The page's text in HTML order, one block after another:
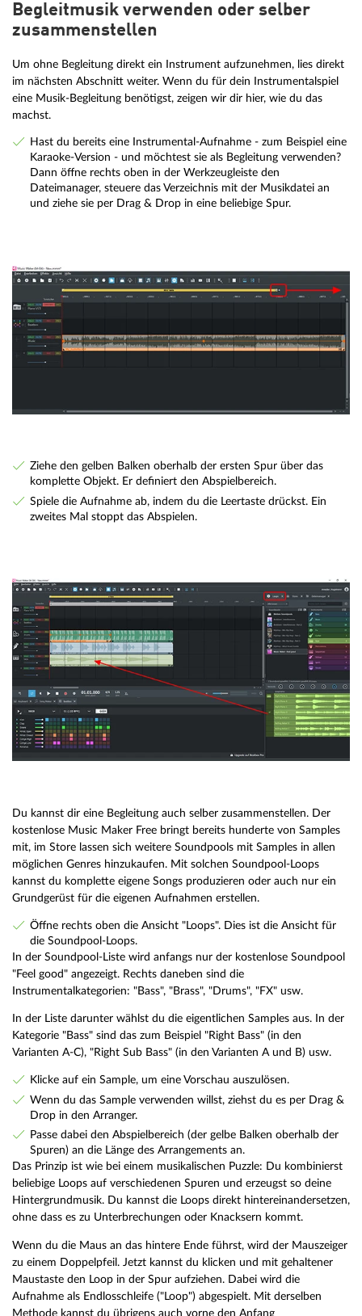
Begleitmusik verwenden oder selber
zusammenstellen
Um ohne Begleitung direkt ein Instrument aufzunehmen, lies direkt
im nächsten Abschnitt weiter. Wenn du für dein Instrumentalspiel
eine Musik-Begleitung benötigst, zeigen wir dir hier, wie du das
machst.
Hast du bereits eine Instrumental-Aufnahme - zum Beispiel eine
Karaoke-Version - und möchtest sie als Begleitung verwenden?
Dann öffne rechts oben in der Werkzeugleiste den
Dateimanager, steuere das Verzeichnis mit der Musikdatei an
und ziehe sie per Drag & Drop in eine beliebige Spur.
Ziehe den gelben Balken oberhalb der ersten Spur über das
komplette Objekt. Er definiert den Abspielbereich.
Spiele die Aufnahme ab, indem du die Leertaste drückst. Ein
zweites Mal stoppt das Abspielen.
Du kannst dir eine Begleitung auch selber zusammenstellen. Der
kostenlose Music Maker Free bringt bereits hunderte von Samples
mit, im Store lassen sich weitere Soundpools mit Samples in allen
möglichen Genres hinzukaufen. Mit solchen Soundpool-Loops
kannst du komplette eigene Songs produzieren oder auch nur ein
Grundgerüst für die eigenen Aufnahmen erstellen.
Öffne rechts oben die Ansicht "Loops". Dies ist die Ansicht für
die Soundpool-Loops.
In der Soundpool-Liste wird anfangs nur der kostenlose Soundpool
"Feel good" angezeigt. Rechts daneben sind die
Instrumentalkategorien: "Bass", "Brass", "Drums", "FX" usw.
In der Liste darunter wählst du die eigentlichen Samples aus. In der
Kategorie "Bass" sind das zum Beispiel "Right Bass" (in den
Varianten A-C), "Right Sub Bass" (in den Varianten A und B) usw.
Klicke auf ein Sample, um eine Vorschau auszulösen.
Wenn du das Sample verwenden willst, ziehst du es per Drag &
Drop in den Arranger.
Passe dabei den Abspielbereich (der gelbe Balken oberhalb der
Spuren) an die Länge des Arrangements an.
Das Prinzip ist wie bei einem musikalischen Puzzle: Du kombinierst
beliebige Loops auf verschiedenen Spuren und erzeugst so deine
Hintergrundmusik. Du kannst die Loops direkt hintereinandersetzen,
ohne dass es zu Unterbrechungen oder Knacksern kommt.
Wenn du die Maus an das hintere Ende führst, wird der Mauszeiger
zu einem Doppelpfeil. Jetzt kannst du klicken und mit gehaltener
Maustaste den Loop in der Spur aufziehen. Dabei wird die
Aufnahme als Endlosschleife ("Loop") abgespielt. Mit derselben
Methode kannst du übrigens auch vorne den Anfang